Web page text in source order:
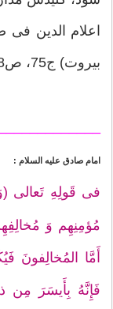
بیروت) ج75، ص128، ح11
امام صادق عليه السلام :
فى قَولِهِ تَعالى
مُؤمِنِهِم وَ
أَمَّا المُخالِفونَ
فَإِنَّهُ بِأَيسَرَ